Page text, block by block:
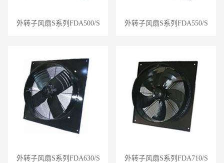
外转子风扇S系列FDA500/S 外转子风扇S系列FDA550/S
外转子风扇S系列FDA630/S 外转子风扇S系列FDA710/S